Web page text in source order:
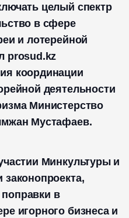
целый спектр
в сфере
и лотерейной
prosud.kz
координации
деятельности
Министерство
Мустафаев.
Минкультуры и
законопроекта,
в
игорного бизнеса и